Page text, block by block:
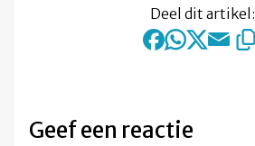
Deel dit artikel:
Geef een reactie